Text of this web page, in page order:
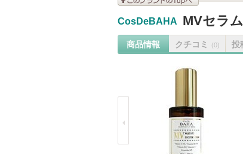
CosDeBAHA MVセラム
商品情報 クチコミ (0) 投